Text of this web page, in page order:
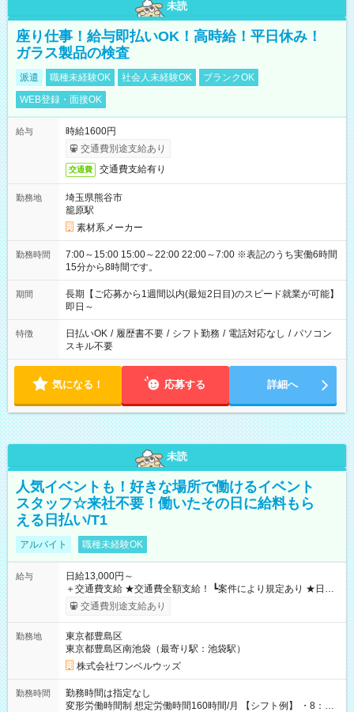
未読
座り仕事！給与即払いOK！高時給！平日休み！
ガラス製品の検査
派遣 職種未経験OK 社会人未経験OK
ブランクOK
WEB登録・面接OK
給与
時給1600円
交通費別途支給あり
交通費 交通費支給有り
勤務地
埼玉県熊谷市
籠原駅
素材系メーカー
勤務時間
7:00～15:00 15:00～22:00 22:00～7:00 ※表記のうち実働6時間
15分から8時間です。
期間
長期【ご応募から1週間以内(最短2日目)のスピード就業が可能】
即日～
特徴 日払いOK / 履歴書不要 / シフト勤務 / 電話対応なし / パソコン
スキル不要
気になる！ 応募する 詳細へ
未読
人気イベントも！好きな場所で働けるイベント
スタッフ☆来社不要！働いたその日に給料もら
える日払い/T1
アルバイト 職種未経験OK
給与
日給13,000円～
＋交通費支給 ★交通費全額支給！ ┗案件により規定あり ★日払
いOK！（規定あり） ┗働いたその日に現金GET♪ お仕事後はコ
ンビニATMから 日払い分を引き落とせます！ 【試用期間】試
交通費別途支給あり
勤務地
東京都豊島区
東京都豊島区南池袋（最寄り駅：池袋駅）
株式会社ワンベルウッズ
勤務時間
勤務時間は指定なし
変形労働時間制 想定労働時間160時間/月 【シフト例】 ・8：00